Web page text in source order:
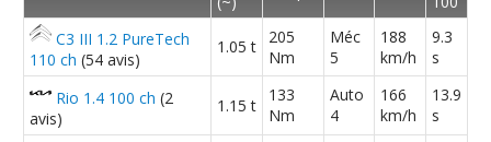
C3 III 1.2 PureTech
110 ch (54 avis)
1.05 t
205
Nm
Méc
5
188
km/h
9.3
s
Rio 1.4 100 ch (2
avis)
1.15 t
133
Nm
Auto
4
166
km/h
13.9
s